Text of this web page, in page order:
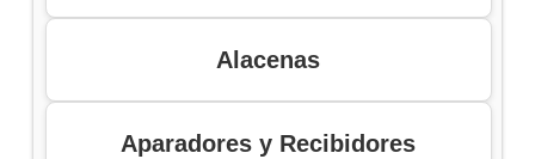
Alacenas
Aparadores y Recibidores